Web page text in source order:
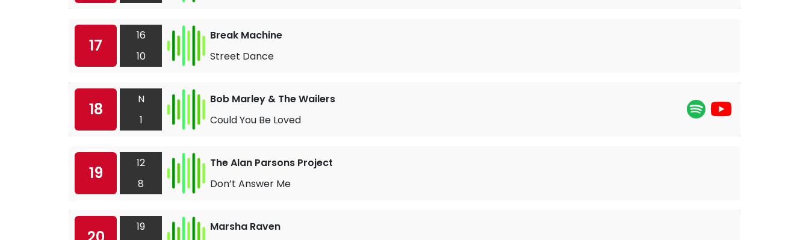
17
16
10
Break Machine
Street Dance
18
N
1
Bob Marley & The Wailers
Could You Be Loved
19
12
8
The Alan Parsons Project
Don’t Answer Me
19 Marsha Raven